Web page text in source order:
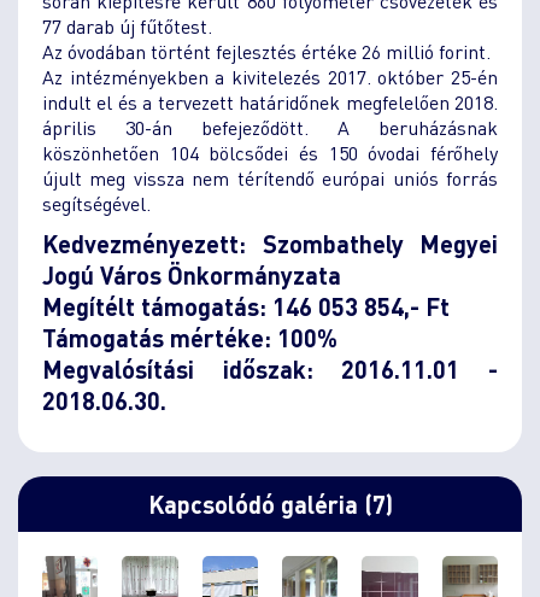
77 darab új fűtőtest.
Az óvodában történt fejlesztés értéke 26 millió forint.
Az intézményekben a kivitelezés 2017. október 25-én
indult el és a tervezett határidőnek megfelelően 2018.
április 30-án befejeződött. A beruházásnak
köszönhetően 104 bölcsődei és 150 óvodai férőhely
újult meg vissza nem térítendő európai uniós forrás
segítségével.
Kedvezményezett: Szombathely Megyei
Jogú Város Önkormányzata
Megítélt támogatás: 146 053 854,- Ft
Támogatás mértéke: 100%
Megvalósítási időszak: 2016.11.01 -
2018.06.30.
Kapcsolódó galéria (7)